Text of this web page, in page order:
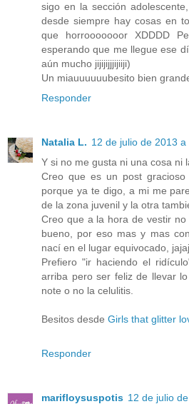
sigo en la sección
desde siempre hay cosas en
que horrooooooor XDDDD
esperando que me llegue ese
aún mucho jijijijjjijiiji)
Un miauuuuuubesito bien
Responder
Natalia L. 12 de julio de 2013 a
Y si no me gusta ni una cosa ni
Creo que es un post gracioso
porque ya te digo, a mi me
de la zona juvenil y la otra
Creo que a la hora de vestir
bueno, por eso mas y mas
nací en el lugar equivocado,
Prefiero "ir haciendo el
arriba pero ser feliz de llevar
note o no la celulitis.
Besitos desde Girls that glitter
Responder
marifloysuspotis 12 de julio